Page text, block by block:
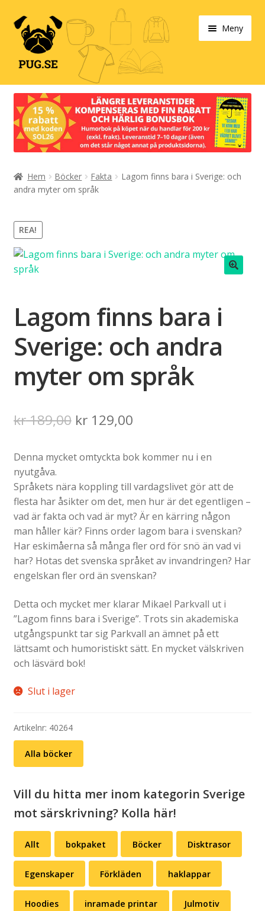
Hoppa
till
navigering
Hoppa
till
innehåll
Meny
Varukorg
Våra produkter
Designa själv!
Böcker
Info/villkor
Hem Böcker Fakta
Lagom finns bara i Sverige: och
andra myter om språk
REA!
Lagom finns bara i
Sverige: och andra
myter om språk
kr189,00 Det
priset
var:
kr 189,00.
kr129,00Det
priset
är:
kr 129,00.
Denna mycket omtyckta bok kommer nu i en
nyutgåva.
Språkets nära koppling till vardagslivet gör att de
flesta har åsikter om det, men hur är det egentligen –
vad är fakta och vad är myt? Är en kärring någon
man håller kär? Finns order lagom bara i svenskan?
Har eskimåerna så många fler ord för snö än vad vi
har? Hotas det svenska språket av invandringen? Har
engelskan fler ord än svenskan?
Detta och mycket mer klarar Mikael Parkvall ut i
”Lagom finns bara i Sverige”. Trots sin akademiska
utgångspunkt tar sig Parkvall an ämnet på ett
lättsamt och humoristiskt sätt. En mycket välskriven
och läsvärd bok!
Slut i lager
Artikelnr: 40264
Alla böcker
Vill du hitta mer inom kategorin Sverige
mot särskrivning? Kolla här!
Allt bokpaket Böcker Disktrasor
Egenskaper Förkläden haklappar
Hoodies inramade printar Julmotiv